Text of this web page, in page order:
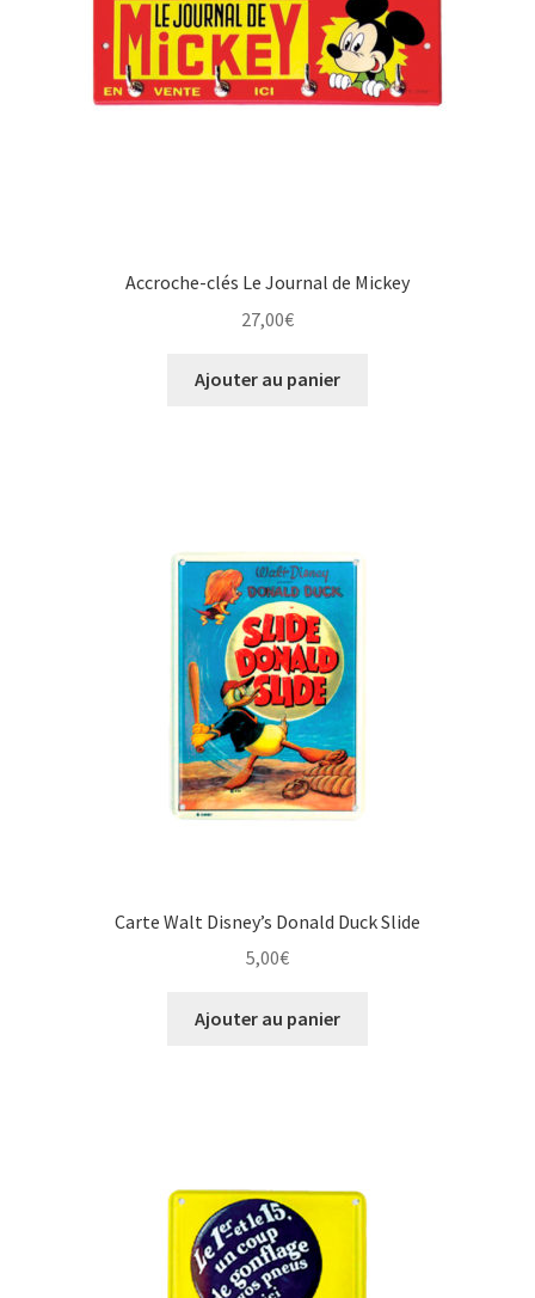
Accroche-clés Le Journal de Mickey
27,00€
Ajouter au panier
Carte Walt Disney’s Donald Duck Slide
5,00€
Ajouter au panier